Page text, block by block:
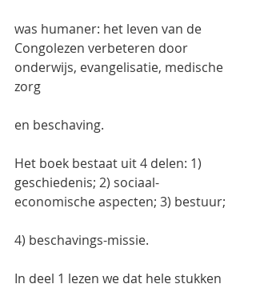
was humaner: het leven van de
Congolezen verbeteren door
onderwijs, evangelisatie, medische
zorg
en beschaving.
Het boek bestaat uit 4 delen: 1)
geschiedenis; 2) sociaal-
economische aspecten; 3) bestuur;
4) beschavings-missie.
In deel 1 lezen we dat hele stukken